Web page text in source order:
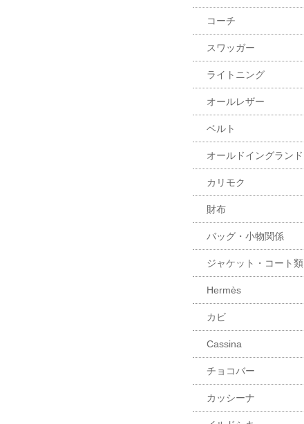
コーチ
スワッガー
ライトニング
オールレザー
ベルト
オールドイングランド
カリモク
財布
バッグ・小物関係
ジャケット・コート類
Hermès
カビ
Cassina
チョコバー
カッシーナ